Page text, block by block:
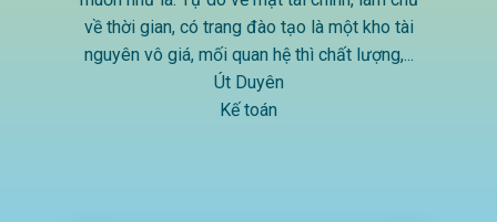
về thời gian, có trang đào tạo là một kho tài
nguyên vô giá, mối quan hệ thì chất lượng,...
Út Duyên
Kế toán